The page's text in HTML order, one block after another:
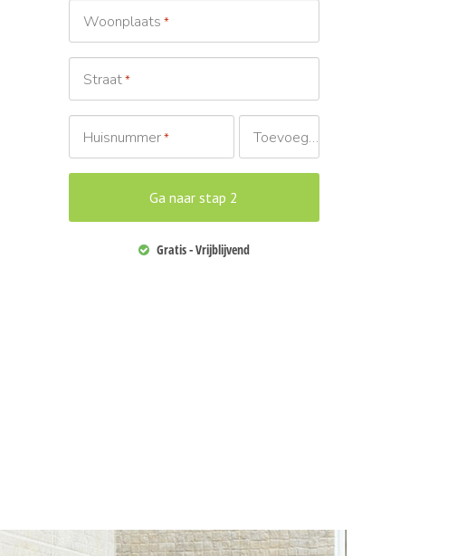
Woonplaats *
Straat*
Huisnummer* Toevoeging
Gratis - Vrijblijvend